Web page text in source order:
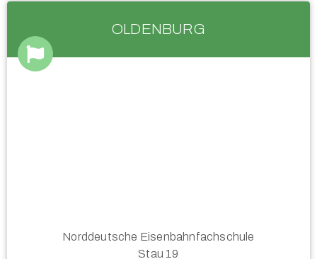
OLDENBURG
Norddeutsche Eisenbahnfachschule
Stau 19